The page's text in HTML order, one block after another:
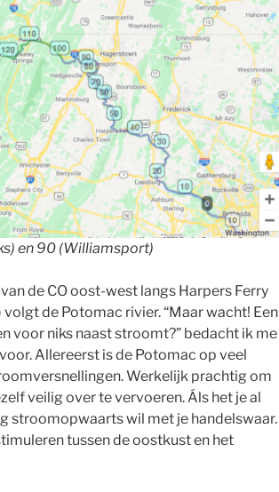
en 90 (Williamsport)
de CO oost-west langs Harpers Ferry
de Potomac rivier. “Maar wacht! Een
voor niks naast stroomt?” bedacht ik me
Allereerst is de Potomac op veel
Werkelijk prachtig om
veilig over te vervoeren. Áls het je al
stroomopwaarts wil met je handelswaar.
tussen de oostkust en het